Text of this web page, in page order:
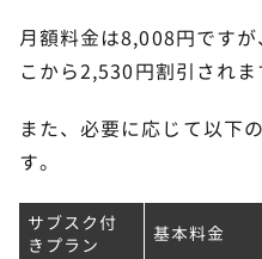
詳細を選択する
月額料金は8,008円です
こから2,530円割引されま
また、必要に応じて以下
す。
サブスク付
きプラン
基本料金